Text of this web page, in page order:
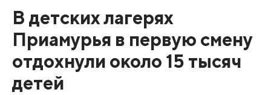
В детских лагерях
Приамурья в первую смену
отдохнули около 15 тысяч
детей